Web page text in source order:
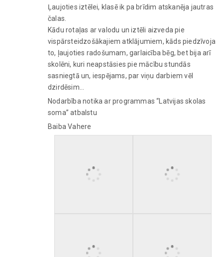
Ļaujoties iztēlei, klasē ik pa brīdim atskanēja jautras
čalas.
Kādu rotaļas ar valodu un iztēli aizveda pie
vispārsteidzošākajiem atklājumiem, kāds piedzīvoja
to, ļaujoties radošumam, garlaicība bēg, bet bija arī
skolēni, kuri neapstāsies pie mācību stundās
sasniegtā un, iespējams, par viņu darbiem vēl
dzirdēsim…
Nodarbība notika ar programmas “Latvijas skolas
soma” atbalstu
Baiba Vahere